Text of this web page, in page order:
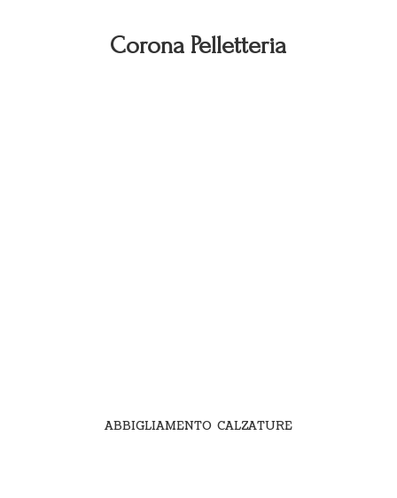
Corona Pelletteria
ABBIGLIAMENTO CALZATURE